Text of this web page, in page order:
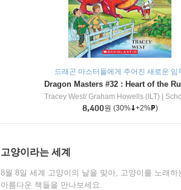
드래곤 마스터들에게 주어진 새로운 임
Tracey West/ Graham Howells (ILT)
8,400원 (30% +2% )
고양이라는 세계
8월 8일 세계 고양이의 날을 맞아, 고양이를 노래하
아름다운 책들을 만나보세요.